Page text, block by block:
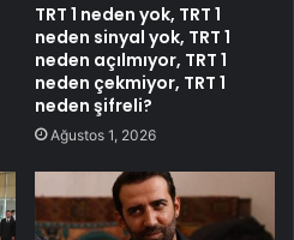
TRT 1 neden yok, TRT 1
neden sinyal yok, TRT 1
neden açılmıyor, TRT 1
neden çekmiyor, TRT 1
neden şifreli?
Ağustos 1, 2026